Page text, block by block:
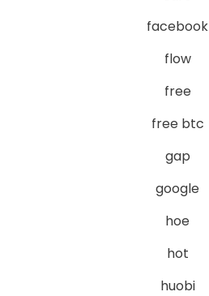
facebook
flow
free
free btc
gap
google
hoe
hot
huobi